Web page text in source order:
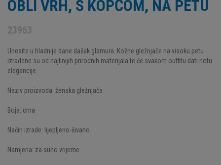
OBLI VRH, S KOPČOM, NA PETU
23963
Unesite u hladnije dane dašak glamura. Kožne gležnjače na visoku petu
izrađene su od najfinijih prirodnih materijala te će svakom outfitu dati notu
elegancije.
Naziv proizvoda: ženska gležnjača
Boja: crna
Način izrade: lijepljeno-šivano
Namjena: za suho vrijeme